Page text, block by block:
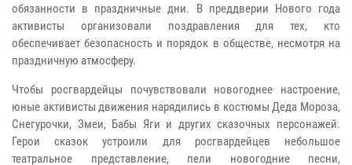
обязанности в праздничные дни. В преддверии Нового года
активисты организовали поздравления для тех, кто
обеспечивает безопасность и порядок в обществе, несмотря на
праздничную атмосферу.
Чтобы росгвардейцы почувствовали новогоднее настроение,
юные активисты движения нарядились в костюмы Деда Мороза,
Снегурочки, Змеи, Бабы Яги и других сказочных персонажей.
Герои сказок устроили для росгвардейцев небольшое
театральное представление, пели новогодние песни,